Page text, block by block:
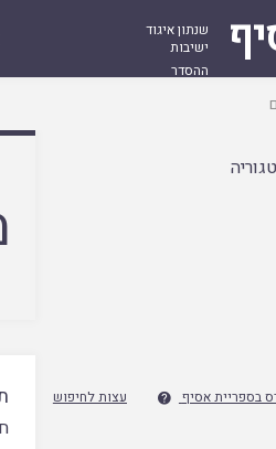
שנתון איגוד
ישיבות
ההסדר
בספריית אסיף  עצות לחיפוש